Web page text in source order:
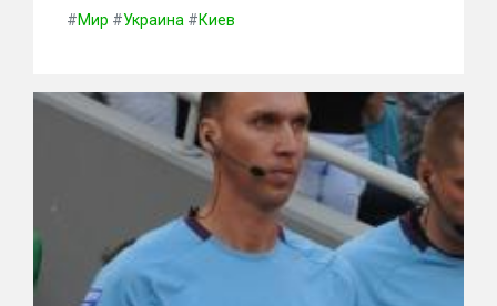
#Мир #Украина #Киев